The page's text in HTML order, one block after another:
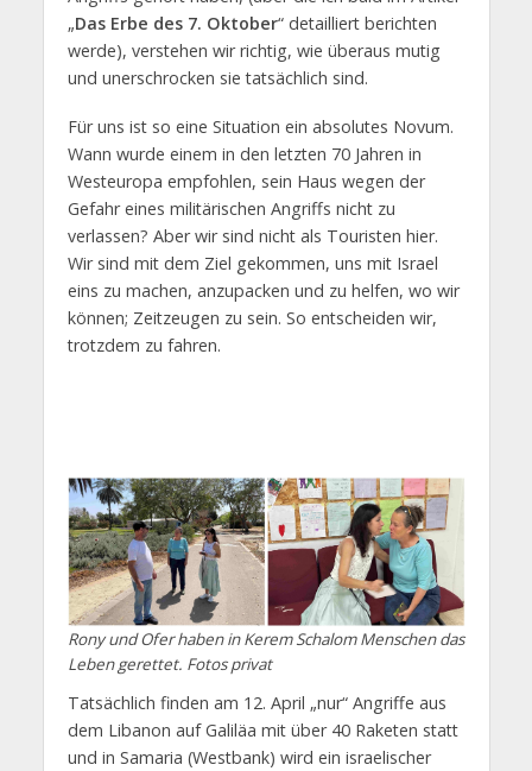
„Das Erbe des 7. Oktober“ detailliert berichten
werde), verstehen wir richtig, wie überaus mutig
und unerschrocken sie tatsächlich sind.
Für uns ist so eine Situation ein absolutes Novum.
Wann wurde einem in den letzten 70 Jahren in
Westeuropa empfohlen, sein Haus wegen der
Gefahr eines militärischen Angriffs nicht zu
verlassen? Aber wir sind nicht als Touristen hier.
Wir sind mit dem Ziel gekommen, uns mit Israel
eins zu machen, anzupacken und zu helfen, wo wir
können; Zeitzeugen zu sein. So entscheiden wir,
trotzdem zu fahren.
Rony und Ofer haben in Kerem Schalom Menschen das
Leben gerettet. Fotos privat
Tatsächlich finden am 12. April „nur“ Angriffe aus
dem Libanon auf Galiläa mit über 40 Raketen statt
und in Samaria (Westbank) wird ein israelischer